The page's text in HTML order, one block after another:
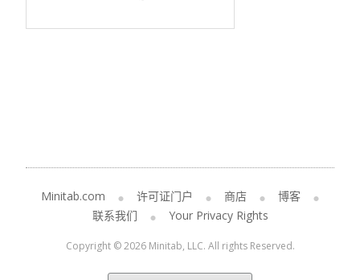
Minitab.com 许可证门户 商店
博客
联系我们
Your Privacy Rights
Copyright © 2026 Minitab, LLC. All rights Reserved.